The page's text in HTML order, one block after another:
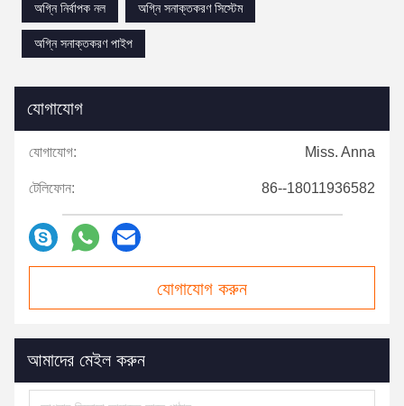
অগ্নি নির্বাপক নল
অগ্নি সনাক্তকরণ সিস্টেম
অগ্নি সনাক্তকরণ পাইপ
যোগাযোগ
যোগাযোগ: Miss. Anna
টেলিফোন: 86--18011936582
যোগাযোগ করুন
আমাদের মেইল ​​করুন